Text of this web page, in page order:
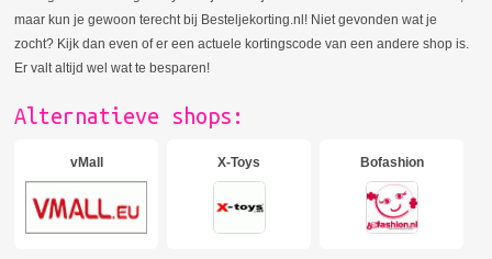
maar kun je gewoon terecht bij Besteljekorting.nl! Niet gevonden wat je
zocht? Kijk dan even of er een actuele kortingscode van een andere shop is.
Er valt altijd wel wat te besparen!
Alternatieve shops:
vMall X-Toys Bofashion